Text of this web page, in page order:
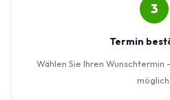
3
Termin
Wählen Sie Ihren
möglich.